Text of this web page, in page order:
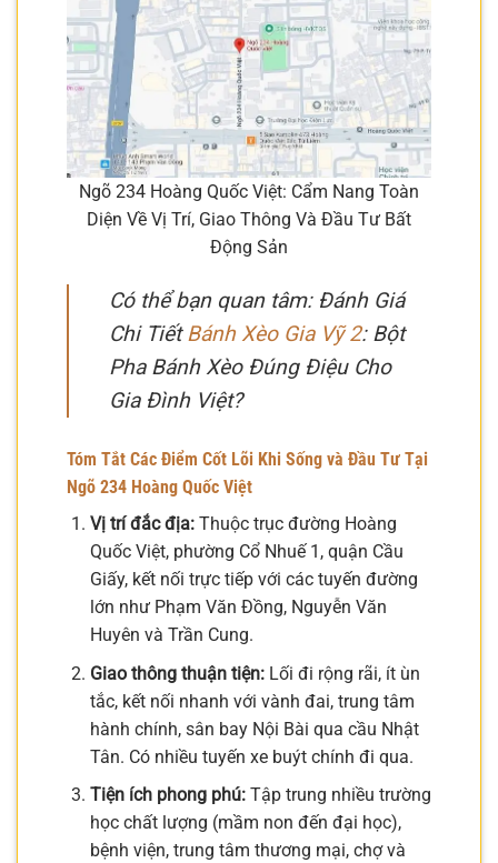
Ngõ 234 Hoàng Quốc Việt: Cẩm Nang Toàn
Diện Về Vị Trí, Giao Thông Và Đầu Tư Bất
Động Sản
Có thể bạn quan tâm: Đánh Giá
Chi TiếtBánh Xèo Gia Vỹ 2: Bột
Pha Bánh Xèo Đúng Điệu Cho
Gia Đình Việt?
Tóm Tắt Các Điểm Cốt Lõi Khi Sống và Đầu Tư Tại
Ngõ 234 Hoàng Quốc Việt
Vị trí đắc địa:Thuộc trục đường Hoàng
Quốc Việt, phường Cổ Nhuế 1, quận Cầu
Giấy, kết nối trực tiếp với các tuyến đường
lớn như Phạm Văn Đồng, Nguyễn Văn
Huyên và Trần Cung.
Giao thông thuận tiện:Lối đi rộng rãi, ít ùn
tắc, kết nối nhanh với vành đai, trung tâm
hành chính, sân bay Nội Bài qua cầu Nhật
Tân. Có nhiều tuyến xe buýt chính đi qua.
Tiện ích phong phú:Tập trung nhiều trường
học chất lượng (mầm non đến đại học),
bệnh viện, trung tâm thương mại, chợ và